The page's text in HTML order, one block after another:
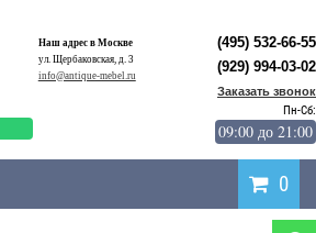
Наш адрес в Москве
ул. Щербаковская, д. 3
info@antique-mebel.ru
(495) 532-66-55
(929) 994-03-02
Заказать звонок
Пн-Сб:
09:00 до 21:00
0